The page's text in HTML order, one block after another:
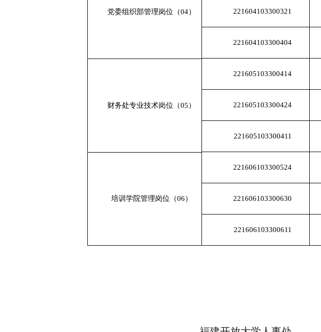
党委组织部管理岗位（04） 221604103300321
221604103300404
财务处专业技术岗位（05）
221605103300414
221605103300424
221605103300411
培训学院管理岗位（06）
221606103300524
221606103300630
221606103300611